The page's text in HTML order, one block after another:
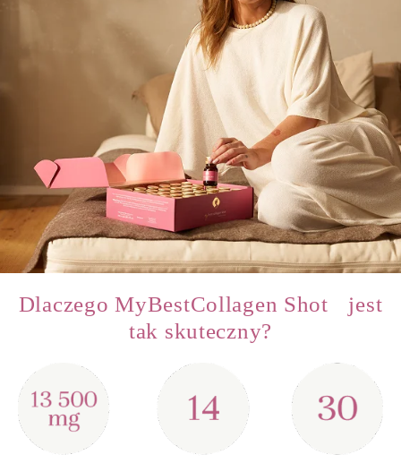
Dlaczego MyBestCollagen Shot jest
tak skuteczny?